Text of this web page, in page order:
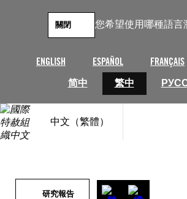
您希望使用哪種語言
ENGLISH ESPAÑOL FRANÇAIS
简中
繁中
關閉
中文（繁體）
研究報告